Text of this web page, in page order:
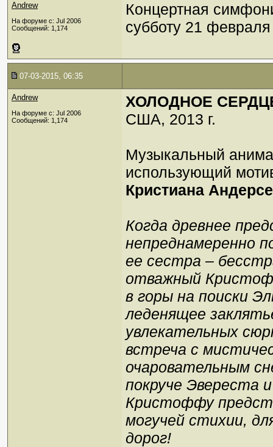
Andrew
На форуме с: Jul 2006
Сообщений: 1,174
Концертная
субботу 21
07-03-2015, 06:35
Andrew
На форуме с: Jul 2006
Сообщений: 1,174
ХОЛОДНОЕ
США, 2013 г.
Музыкальный
использующий
Кристиана
Когда древнее
непреднамеренно
ее сестра –
отважный
в горы на поиски
леденящее
увлекательных
встреча с
очаровательным
покруче Эвереста
Кристоффу
могучей стихии,
дорог!